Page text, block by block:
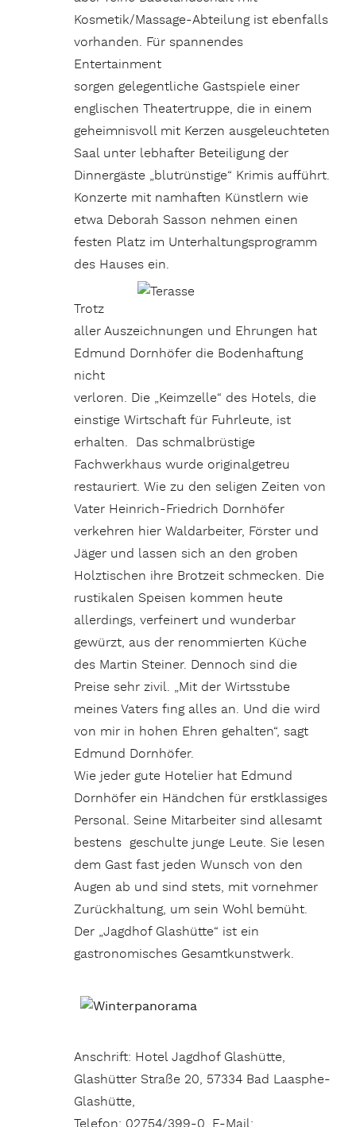
Kosmetik/Massage-Abteilung ist ebenfalls
vorhanden. Für spannendes
Entertainment
sorgen gelegentliche Gastspiele einer
englischen Theatertruppe, die in einem
geheimnisvoll mit Kerzen ausgeleuchteten
Saal unter lebhafter Beteiligung der
Dinnergäste „blutrünstige“ Krimis aufführt.
Konzerte mit namhaften Künstlern wie
etwa Deborah Sasson nehmen einen
festen Platz im Unterhaltungsprogramm
des Hauses ein.
Trotz
aller Auszeichnungen und Ehrungen hat
Edmund Dornhöfer die Bodenhaftung
nicht
verloren. Die „Keimzelle“ des Hotels, die
einstige Wirtschaft für Fuhrleute, ist
erhalten. Das schmalbrüstige
Fachwerkhaus wurde originalgetreu
restauriert. Wie zu den seligen Zeiten von
Vater Heinrich-Friedrich Dornhöfer
verkehren hier Waldarbeiter, Förster und
Jäger und lassen sich an den groben
Holztischen ihre Brotzeit schmecken. Die
rustikalen Speisen kommen heute
allerdings, verfeinert und wunderbar
gewürzt, aus der renommierten Küche
des Martin Steiner. Dennoch sind die
Preise sehr zivil. „Mit der Wirtsstube
meines Vaters fing alles an. Und die wird
von mir in hohen Ehren gehalten“, sagt
Edmund Dornhöfer.
Wie jeder gute Hotelier hat Edmund
Dornhöfer ein Händchen für erstklassiges
Personal. Seine Mitarbeiter sind allesamt
bestens geschulte junge Leute. Sie lesen
dem Gast fast jeden Wunsch von den
Augen ab und sind stets, mit vornehmer
Zurückhaltung, um sein Wohl bemüht.
Der „Jagdhof Glashütte“ ist ein
gastronomisches Gesamtkunstwerk.
Anschrift: Hotel Jagdhof Glashütte,
Glashütter Straße 20, 57334 Bad Laasphe-
Glashütte,